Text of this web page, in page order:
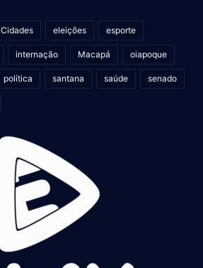
Cidades eleições esporte
internação Macapá oiapoque
política santana saúde senado